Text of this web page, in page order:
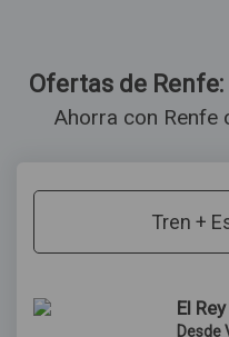
Ofertas de
Ahorra con Renfe
Tren +
El
Desde